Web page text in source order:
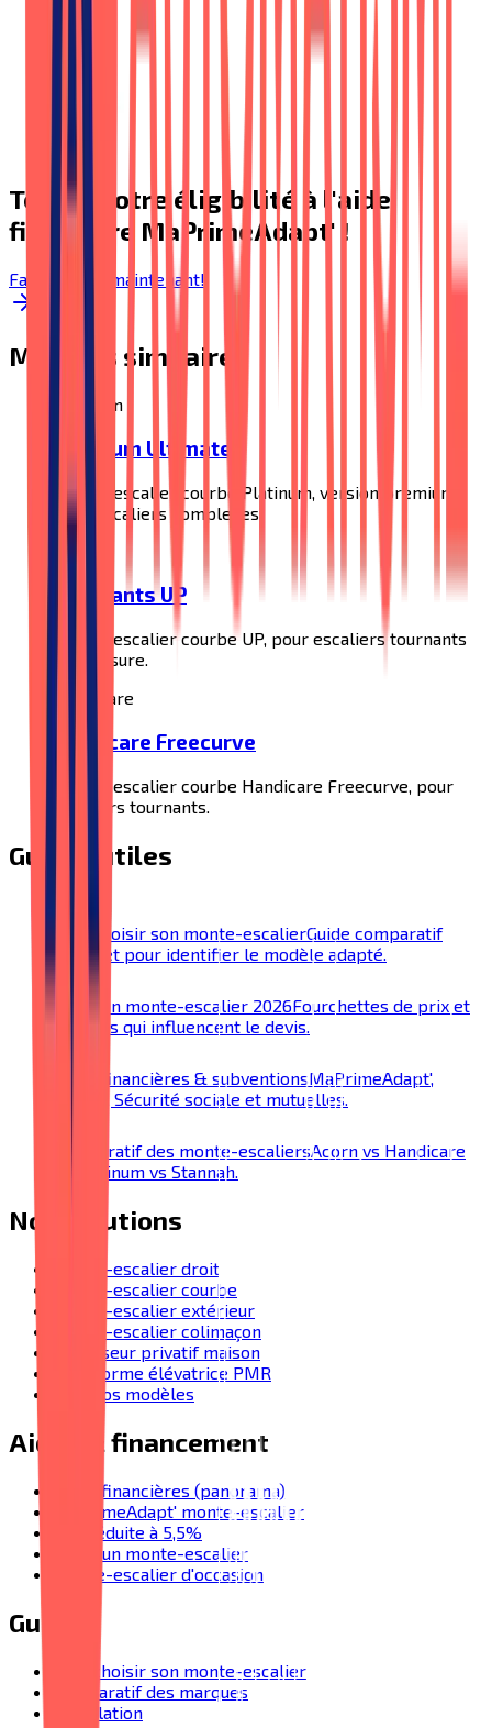
Testez votre éligibilité à l'aide
financière MaPrimeAdapt' !
Faire le test maintenant!
Modèles similaires
Platinum
Platinum Ultimate
Monte-escalier courbe Platinum, version premium
pour escaliers complexes.
Tournants UP
Monte-escalier courbe UP, pour escaliers tournants
sur-mesure.
Handicare
Handicare Freecurve
Monte-escalier courbe Handicare Freecurve, pour
escaliers tournants.
Guides utiles
Bien choisir son monte-escalierGuide comparatif
complet pour identifier le modèle adapté.
Prix d'un monte-escalier 2026Fourchettes de prix et
facteurs qui influencent le devis.
Aides financières & subventionsMaPrimeAdapt',
SoliHA, Sécurité sociale et mutuelles.
Comparatif des monte-escaliersAcorn vs Handicare
vs Platinum vs Stannah.
Nos solutions
Monte-escalier droit
Monte-escalier courbe
Monte-escalier extérieur
Monte-escalier colimaçon
Ascenseur privatif maison
Plateforme élévatrice PMR
Tous nos modèles
Aides & financement
Aides financières (panorama)
MaPrimeAdapt' monte-escalier
TVA réduite à 5,5%
Prix d'un monte-escalier
Monte-escalier d'occasion
Guides
Bien choisir son monte-escalier
Comparatif des marques
Installation